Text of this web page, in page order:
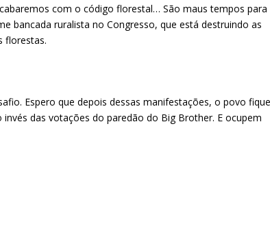
com o código florestal… São maus tempos para
bancada ruralista no Congresso, que está destruindo as
florestas.
Espero que depois dessas manifestações, o povo
das votações do paredão do Big Brother. E ocupem